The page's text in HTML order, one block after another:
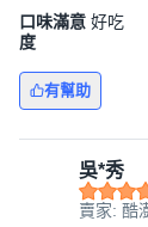
口味滿意
度
好吃
有幫助
吳*秀
賣家: 酷